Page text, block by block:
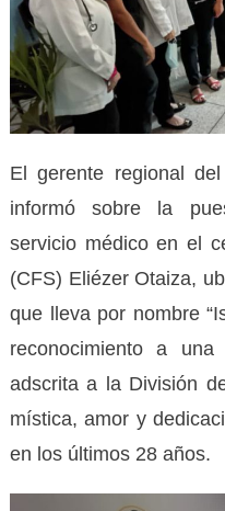
El gerente regional
informó sobre la
servicio médico en el
(CFS) Eliézer Otaiza,
que lleva por nombre
reconocimiento a
adscrita a la División
mística, amor y
en los últimos 28 años.